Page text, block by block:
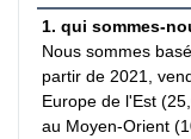
1. qui sommes-
Nous sommes
partir de 2021,
Europe de l'Est
au Moyen-Orient